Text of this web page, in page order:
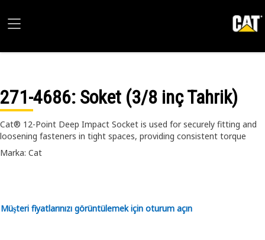
271-4686: Soket (3/8 inç Tahrik)
Cat® 12-Point Deep Impact Socket is used for securely fitting and
loosening fasteners in tight spaces, providing consistent torque
Marka: Cat
Müşteri fiyatlarınızı görüntülemek için oturum açın